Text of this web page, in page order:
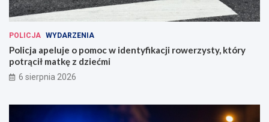
POLICJA WYDARZENIA
Policja apeluje o pomoc w identyfikacji rowerzysty, który
potrącił matkę z dziećmi
6 sierpnia 2026